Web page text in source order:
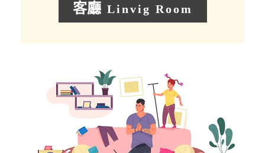
客廳 Linvig Room